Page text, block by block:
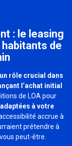
: le leasing
de
un rôle crucial dans
l’achat initial
de LOA pour
à votre
accrue à
prétendre à
peut-être.